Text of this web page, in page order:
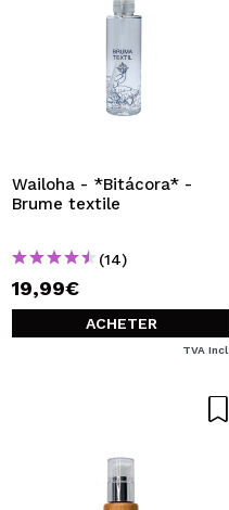
Wailoha - *Bitácora* -
Brume textile
(14)
19,99€
ACHETER
TVA Incl.